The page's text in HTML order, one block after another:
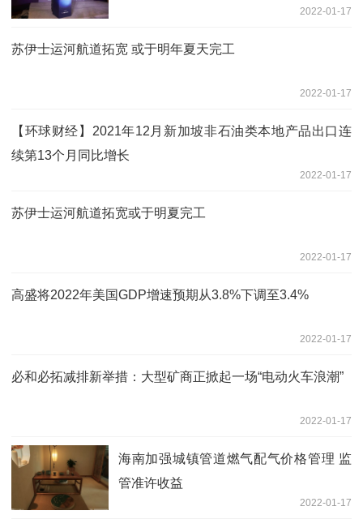
2022-01-17
苏伊士运河航道拓宽 或于明年夏天完工
2022-01-17
【环球财经】2021年12月新加坡非石油类本地产品出口连
续第13个月同比增长
2022-01-17
苏伊士运河航道拓宽或于明夏完工
2022-01-17
高盛将2022年美国GDP增速预期从3.8%下调至3.4%
2022-01-17
必和必拓减排新举措：大型矿商正掀起一场“电动火车浪潮”
2022-01-17
海南加强城镇管道燃气配气价格管理 监
管准许收益
2022-01-17